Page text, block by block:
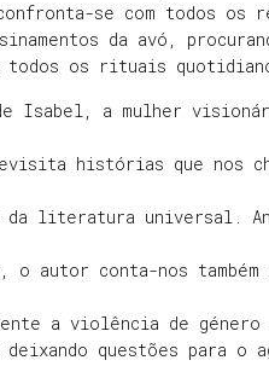
se com todos os
da avó,
todos os rituais
Isabel, a mulher
histórias que nos
literatura universal.
o autor conta-nos
a violência de
questões para o